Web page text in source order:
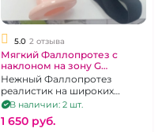
5.0 2 отзыва
Мягкий Фаллопротез с
наклоном на зону G
реалистик на широких
трусиках
Нежный Фаллопротез
реалистик на широких
трусиках
В наличии: 2 шт.
1 650 pуб.